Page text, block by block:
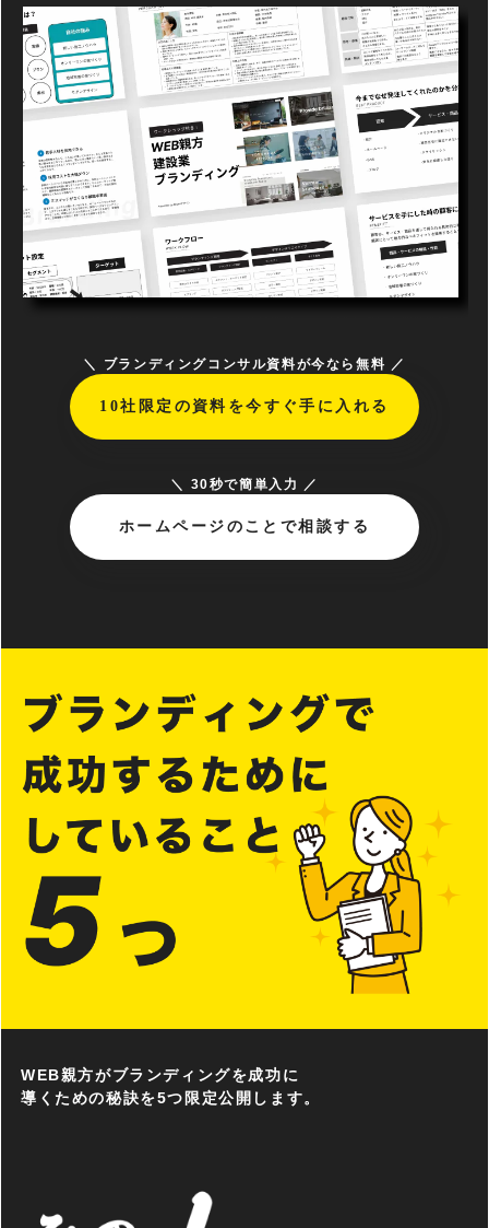
＼ ブランディングコンサル資料が今なら無料 ／
10社限定の資料を今すぐ手に入れる
＼ 30秒で簡単入力 ／
ホームページのことで相談する
WEB親方がブランディングを成功に
導くための秘訣を5つ限定公開します。